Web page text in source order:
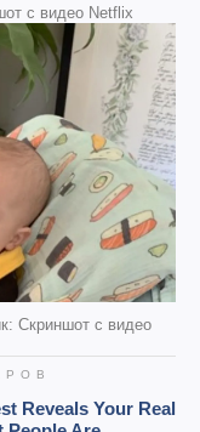
с видео Netflix
Скриншот с видео